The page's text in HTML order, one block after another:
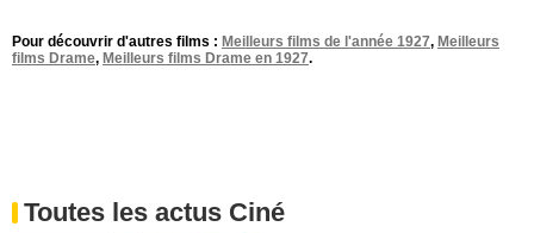
Pour découvrir d'autres films : Meilleurs films de l'année 1927, Meilleurs
films Drame, Meilleurs films Drame en 1927.
Toutes les actus Ciné